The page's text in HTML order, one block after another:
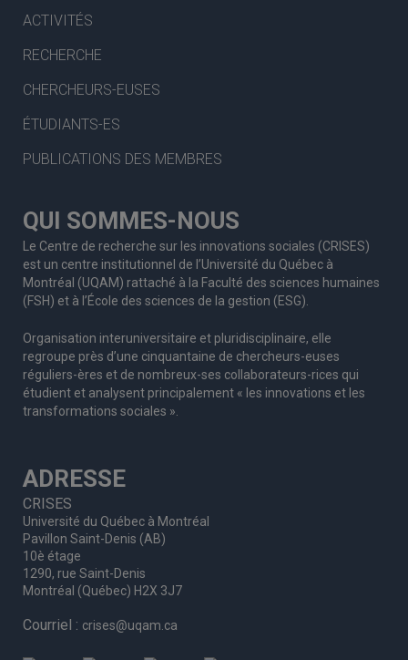
ACTIVITÉS
RECHERCHE
CHERCHEURS-EUSES
ÉTUDIANTS-ES
PUBLICATIONS DES MEMBRES
QUI SOMMES-NOUS
Le Centre de recherche sur les innovations sociales (CRISES)
est un centre institutionnel de l’Université du Québec à
Montréal (UQAM) rattaché à la Faculté des sciences humaines
(FSH) et à l’École des sciences de la gestion (ESG).
Organisation interuniversitaire et pluridisciplinaire, elle
regroupe près d’une cinquantaine de chercheurs-euses
réguliers-ères et de nombreux-ses collaborateurs-rices qui
étudient et analysent principalement « les innovations et les
transformations sociales ».
ADRESSE
CRISES
Université du Québec à Montréal
Pavillon Saint-Denis (AB)
10è étage
1290, rue Saint-Denis
Montréal (Québec) H2X 3J7
Courriel : crises@uqam.ca